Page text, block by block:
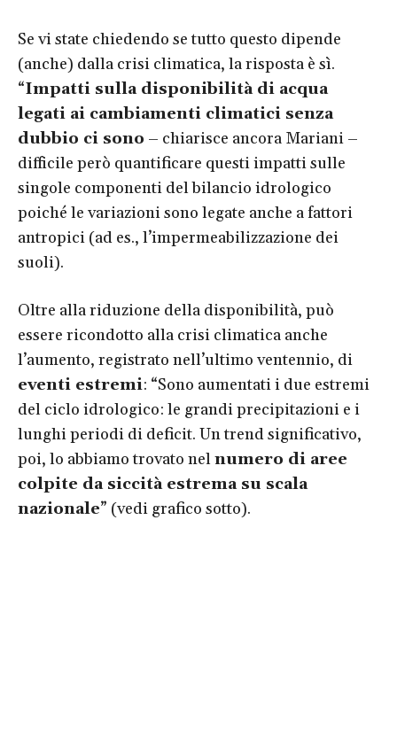
Se vi state chiedendo se tutto questo dipende
(anche) dalla crisi climatica, la risposta è sì.
“Impatti sulla disponibilità di acqua
legati ai cambiamenti climatici senza
dubbio ci sono – chiarisce ancora Mariani –
difficile però quantificare questi impatti sulle
singole componenti del bilancio idrologico
poiché le variazioni sono legate anche a fattori
antropici (ad es., l’impermeabilizzazione dei
suoli).
Oltre alla riduzione della disponibilità, può
essere ricondotto alla crisi climatica anche
l’aumento, registrato nell’ultimo ventennio, di
eventi estremi: “Sono aumentati i due estremi
del ciclo idrologico: le grandi precipitazioni e i
lunghi periodi di deficit. Un trend significativo,
poi, lo abbiamo trovato nelnumero di aree
colpite da siccità estrema su scala
nazionale” (vedi grafico sotto).